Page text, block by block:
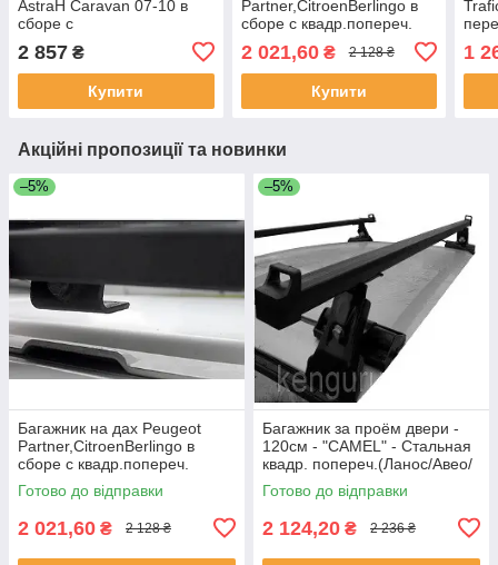
AstraH Caravan 07-10 в
сборе с
алюмин.аэродин.поперечин(1,15м)на
рейлинг"Кенгуру"
2 857 ₴
Купити
Partner,CitroenBerlingo в
сборе с квадр.попереч.
планки
2 021,60₴ 2 128 ₴
Купити
1
Акційні пропозиції та новинки
–5%
Багажник на дах Peugeot
Partner,CitroenBerlingo в
сборе с квадр.попереч.
(1,2м/1,3м)"Кенгуру" 2
планки
Готово до відправки
2 021,60 ₴ 2 128 ₴
–5%
Багажник за проём двери -
120см - "CAMEL" - Стальная
квадр. попереч.(Ланос/Авео/
Славута) аналог D-1
Готово до відправки
2 124,20 ₴ 2 236 ₴